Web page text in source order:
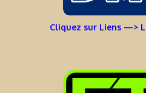
Cliquez sur Liens —>